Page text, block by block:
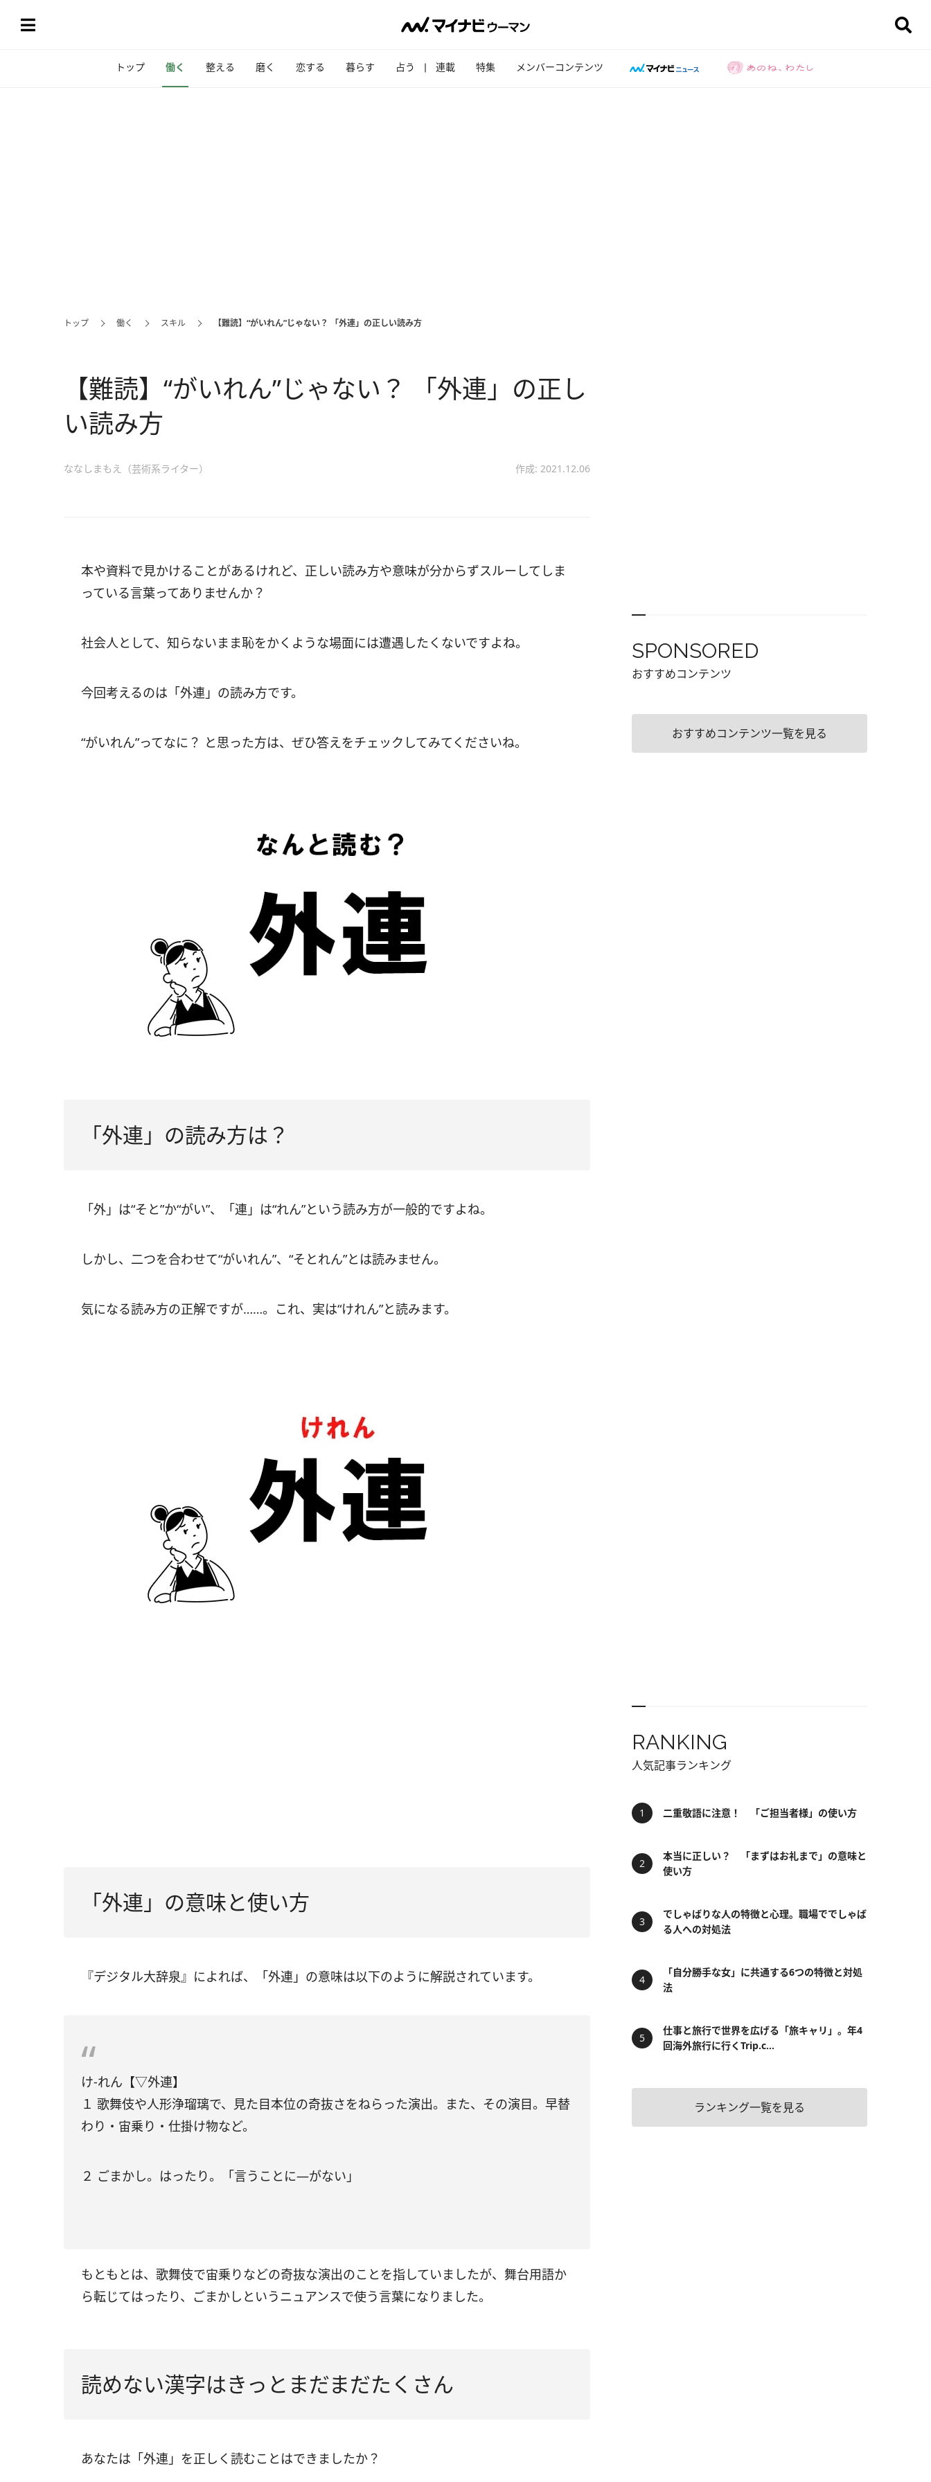
トップ 働く 整える 磨く 恋する 暮らす 占う 連載 特集 メンバーコンテンツ
トップ 働く スキル 【難読】“がいれん”じゃない？ 「外連」の正しい読み方
【難読】“がいれん”じゃない？ 「外連」の正し
い読み方
ななしまもえ（芸術系ライター） 作成: 2021.12.06
本や資料で見かけることがあるけれど、正しい読み方や意味が分からずスルーしてしま
っている言葉ってありませんか？
社会人として、知らないまま恥をかくような場面には遭遇したくないですよね。
今回考えるのは「外連」の読み方です。
“がいれん”ってなに？ と思った方は、ぜひ答えをチェックしてみてくださいね。
「外連」の読み方は？
「外」は“そと”か“がい”、「連」は“れん”という読み方が一般的ですよね。
しかし、二つを合わせて“がいれん”、“そとれん”とは読みません。
気になる読み方の正解ですが……。これ、実は“けれん”と読みます。
「外連」の意味と使い方
『デジタル大辞泉』によれば、「外連」の意味は以下のように解説されています。
け‐れん【▽外連】
１ 歌舞伎や人形浄瑠璃で、見た目本位の奇抜さをねらった演出。また、その演目。早替
わり・宙乗り・仕掛け物など。
２ ごまかし。はったり。「言うことに―がない」
もともとは、歌舞伎で宙乗りなどの奇抜な演出のことを指していましたが、舞台用語か
ら転じてはったり、ごまかしというニュアンスで使う言葉になりました。
読めない漢字はきっとまだまだたくさん
あなたは「外連」を正しく読むことはできましたか？
SPONSORED
おすすめコンテンツ
おすすめコンテンツ一覧を見る
RANKING
人気記事ランキング
二重敬語に注意！ 「ご担当者様」の使い方
本当に正しい？ 「まずはお礼まで」の意味と
使い方
でしゃばりな人の特徴と心理。職場ででしゃば
る人への対処法
「自分勝手な女」に共通する6つの特徴と対処
法
仕事と旅行で世界を広げる「旅キャリ」。年4
回海外旅行に行くTrip.c...
ランキング一覧を見る